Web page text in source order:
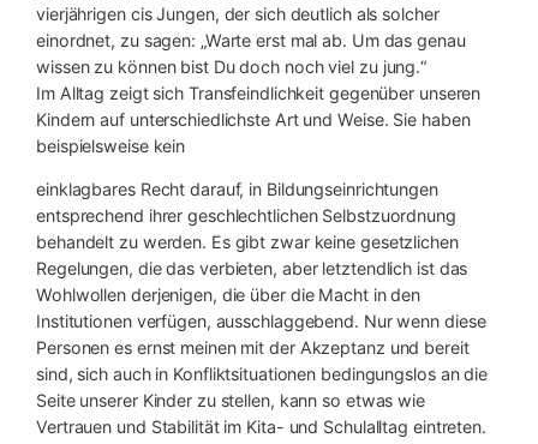
vierjährigen cis Jungen, der sich deutlich als solcher
einordnet, zu sagen: „Warte erst mal ab. Um das genau
wissen zu können bist Du doch noch viel zu jung.“
Im Alltag zeigt sich Transfeindlichkeit gegenüber unseren
Kindern auf unterschiedlichste Art und Weise. Sie haben
beispielsweise kein
einklagbares Recht darauf, in Bildungseinrichtungen
entsprechend ihrer geschlechtlichen Selbstzuordnung
behandelt zu werden. Es gibt zwar keine gesetzlichen
Regelungen, die das verbieten, aber letztendlich ist das
Wohlwollen derjenigen, die über die Macht in den
Institutionen verfügen, ausschlaggebend. Nur wenn diese
Personen es ernst meinen mit der Akzeptanz und bereit
sind, sich auch in Konfliktsituationen bedingungslos an die
Seite unserer Kinder zu stellen, kann so etwas wie
Vertrauen und Stabilität im Kita- und Schulalltag eintreten.